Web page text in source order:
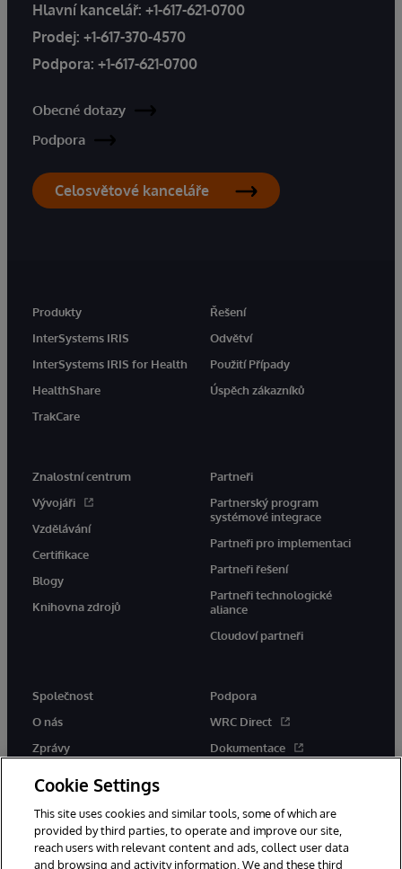
Hlavní kancelář: +1-617-621-0700
Prodej: +1-617-370-4570
Podpora: +1-617-621-0700
Obecné dotazy
Podpora
Celosvětové kanceláře
Produkty
InterSystems IRIS
InterSystems IRIS for Health
HealthShare
TrakCare
Řešení
Odvětví
Použití Případy
Úspěch zákazníků
Znalostní centrum
Vývojáři
Vzdělávání
Certifikace
Blogy
Knihovna zdrojů
Partneři
Partnerský program
systémové integrace
Partneři pro implementaci
Partneři řešení
Partneři technologické
aliance
Cloudoví partneři
Společnost
O nás
Zprávy
Podpora
WRC Direct
Dokumentace
Cookie Settings
This site uses cookies and similar tools, some of which are
provided by third parties, to operate and improve our site,
reach users with relevant content and ads, collect user data
and browsing and activity information. We and these third